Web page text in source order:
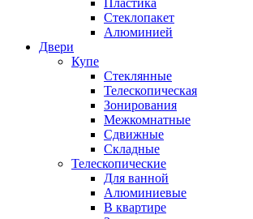
Пластика
Стеклопакет
Алюминией
Двери
Купе
Стеклянные
Телескопическая
Зонирования
Межкомнатные
Сдвижные
Складные
Телескопические
Для ванной
Алюминиевые
В квартире